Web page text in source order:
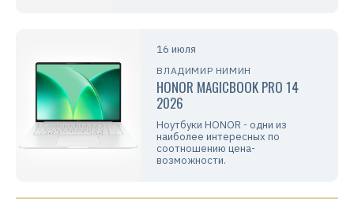
16 июля
ВЛАДИМИР НИМИН
HONOR MAGICBOOK PRO 14
2026
Ноутбуки HONOR - одни из
наиболее интересных по
соотношению цена-
возможности.